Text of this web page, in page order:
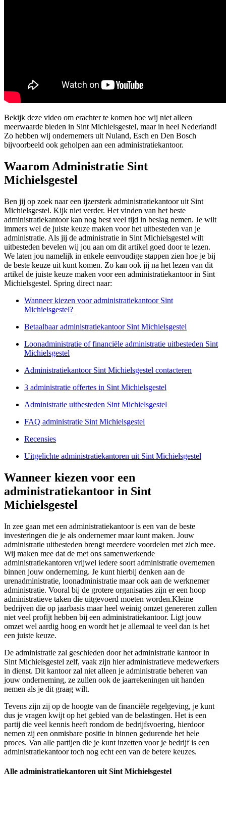
Bekijk deze video om erachter te komen hoe wij niet alleen
meerwaarde bieden in Sint Michielsgestel, maar in heel Nederland!
Zo hebben wij ondernemers uit Nuland, Esch en Den Bosch
bijvoorbeeld ook geholpen aan een administratiekantoor.
Waarom Administratie Sint
Michielsgestel
Ben jij op zoek naar een ijzersterk administratiekantoor uit Sint
Michielsgestel. Kijk niet verder. Het vinden van het beste
administratiekantoor kan nog best veel tijd in beslag nemen. Je wilt
immers wel de juiste keuze maken voor het uitbesteden van je
administratie. Als jij de administratie in Sint Michielsgestel wilt
uitbesteden bevelen wij jou aan om dit artikel goed door te lezen.
We laten jou namelijk in enkele eenvoudige stappen zien hoe je bij
de beste keuze uit kunt komen. Zo kan ook jij na het lezen van dit
artikel de juiste keuze maken voor een administratiekantoor in Sint
Michielsgestel. Spring direct naar:
Wanneer kiezen voor administratiekantoor Sint
Michielsgestel?
Betaalbaar administratiekantoor Sint Michielsgestel
Loonadministratie of financiële administratie uitbesteden Sint
Michielsgestel
Administratiekantoor Sint Michielsgestel contacteren
3 administratie offertes in Sint Michielsgestel
Administratie uitbesteden Sint Michielsgestel
FAQ administratie Sint Michielsgestel
Recensies
Uitgelichte administratiekantoren uit Sint Michielsgestel
Wanneer kiezen voor een
administratiekantoor in Sint
Michielsgestel
In zee gaan met een administratiekantoor is een van de beste
investeringen die je als ondernemer maar kunt maken. Jouw
administratie uitbesteden brengt meerdere voordelen met zich mee.
Wij maken mee dat de met ons samenwerkende
administratiekantoren vrijwel iedere soort administratie overnemen
binnen jouw onderneming. Je kunt hierbij denken aan de
urenadministratie, loonadministratie maar ook aan de werknemer
administratie. Vooral bij de grotere organisaties zijn er een hoop
administratieve taken die uitgevoerd moeten worden.Kleine
bedrijven die op jaarbasis maar heel weinig omzet genereren zullen
niet veel profijt hebben bij een administratiekantoor. Ligt jouw
omzet wel aardig hoog en wordt het je allemaal te veel dan is het
een juiste keuze.
De administratie zal geschieden door het administratie kantoor in
Sint Michielsgestel zelf, vaak zijn hier administratieve medewerkers
in dienst. Dit kantoor zal niet alleen je administratie beheren van
jouw onderneming, ze zullen ook de jaarrekeningen uit handen
nemen als je dit graag wilt.
Tevens zijn zij op de hoogte van de financiële regelgeving, je kunt
dus je vragen kwijt op het gebied van de belastingen. Het is een
partij die veel kennis heeft rondom de bedrijfsvoering, hierdoor
nemen zij een onmisbare positie in binnen gedurende het hele
proces. Van alle partijen die je kunt inzetten voor je bedrijf is een
administratiekantoor toch nog echt een van de betere keuzes.
Alle administratiekantoren uit Sint Michielsgestel